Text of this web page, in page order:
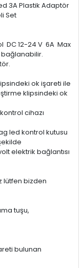
3A Plastik Adaptör
Set
DC 12-24 V 6A Max
bağlanabilir.
ok işareti ile
klipsindeki ok
cihazı
led kontrol kutusu
elektrik bağlantısı
lütfen bizden
tuşu,
bulunan